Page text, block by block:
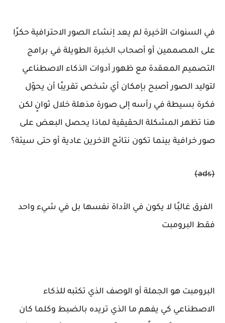
في السنوات الأخيرة لم يعد إنشاء الصور الاحترافية حكرًا
على المصممين أو أصحاب الخبرة الطويلة في برامج
التصميم المعقدة مع ظهور أدوات الذكاء الاصطناعي
لتوليد الصور أصبح بإمكان أي شخص تقريبًا أن يحوّل
فكرة بسيطة في رأسه إلى صورة مذهلة خلال ثوانٍ لكن
هنا تظهر المشكلة الحقيقية لماذا يحصل البعض على
صور خرافية بينما تكون نتائج الآخرين عادية أو حتى سيئة؟
(ads)
الفرق غالبًا لا يكون في الأداة نفسها بل في شيء واحد
فقط البرومبت
البرومبت هو الجملة أو الوصف الذي تكتبه للذكاء
الاصطناعي كي يفهم ما الذي تريده بالضبط وكلما كان